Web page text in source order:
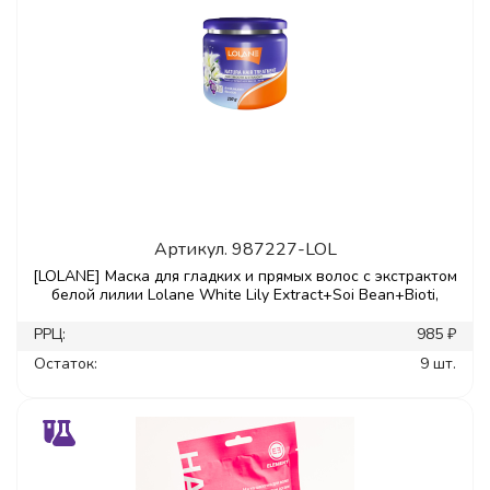
Артикул. 987227-LOL
[LOLANE] Маска для гладких и прямых волос с экстрактом
белой лилии Lolane White Lily Extract+Soi Bean+Bioti,
РРЦ:
985 ₽
Остаток:
9 шт.